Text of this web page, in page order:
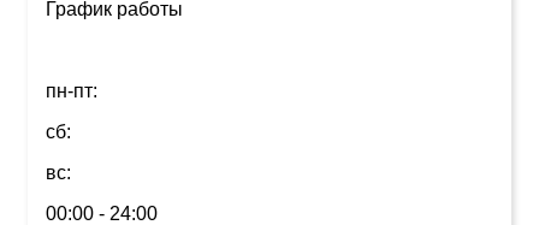
График работы
пн-пт:
сб:
вс:
00:00 - 24:00